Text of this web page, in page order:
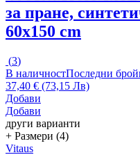
за пране,
60x150 cm
(3)
В наличностПоследни
37,40 € (73,15 Лв)
Добави
Добави
други варианти
+ Размери (4)
Vitaus